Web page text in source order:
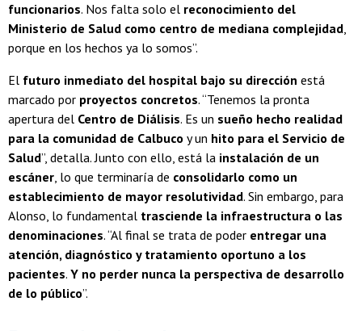
funcionarios. Nos falta solo el reconocimiento del
Ministerio de Salud como centro de mediana complejidad,
porque en los hechos ya lo somos”.
El futuro inmediato del hospital bajo su dirección está
marcado por proyectos concretos. “Tenemos la pronta
apertura del Centro de Diálisis. Es un sueño hecho realidad
para la comunidad de Calbuco y un hito para el Servicio de
Salud”, detalla. Junto con ello, está la instalación de un
escáner, lo que terminaría de consolidarlo como un
establecimiento de mayor resolutividad. Sin embargo, para
Alonso, lo fundamental trasciende la infraestructura o las
denominaciones. “Al final se trata de poder entregar una
atención, diagnóstico y tratamiento oportuno a los
pacientes. Y no perder nunca la perspectiva de desarrollo
de lo público”.